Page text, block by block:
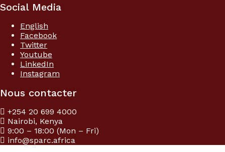
Social Media
English
Facebook
Twitter
Youtube
LinkedIn
Instagram
Nous contacter
+254 20 699 4000
Nairobi, Kenya
9:00 – 18:00 (Mon – Fri)
info@sparc.africa